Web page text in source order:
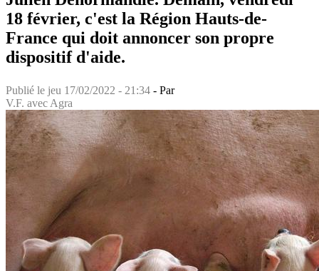
18 février, c'est la Région Hauts-de-
France qui doit annoncer son propre
dispositif d'aide.
Publié le jeu 17/02/2022 - 21:34 - Par
V.F. avec Agra